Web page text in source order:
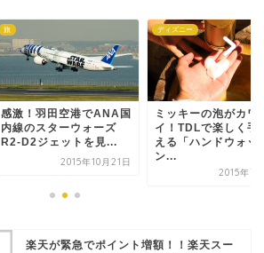
旅
感激！羽田空港でANA国
内線のスターウォーズ
R2-D2ジェットを見...
2015年10月21日
ディズニー
ミッキーの泡がカワ
イ！TDLで楽しく手
える「ハンドウォッ
ン...
2015年7
楽天が緊急でポイント増額！！楽天スー